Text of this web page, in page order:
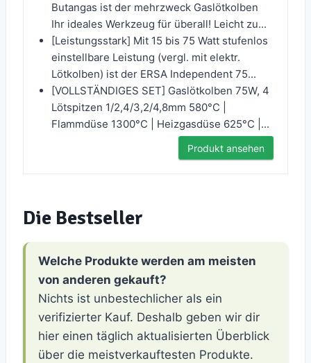
Butangas ist der mehrzweck Gaslötkolben
Ihr ideales Werkzeug für überall! Leicht zu...
[Leistungsstark] Mit 15 bis 75 Watt stufenlos
einstellbare Leistung (vergl. mit elektr.
Lötkolben) ist der ERSA Independent 75...
[VOLLSTÄNDIGES SET] Gaslötkolben 75W, 4
Lötspitzen 1/2,4/3,2/4,8mm 580°C |
Flammdüse 1300°C | Heizgasdüse 625°C |...
Produkt ansehen
Die Bestseller
Welche Produkte werden am meisten
von anderen gekauft?
Nichts ist unbestechlicher als ein
verifizierter Kauf. Deshalb geben wir dir
hier einen täglich aktualisierten Überblick
über die meistverkauftesten Produkte.